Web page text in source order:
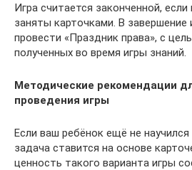
Игра считается законченной,
заняты карточками. В завершение
провести «Праздник права», с
полученных во время игры знаний.
Методические рекомендации
проведения игры
Если ваш ребёнок ещё не научился
задача ставится на основе
ценность такого варианта игры